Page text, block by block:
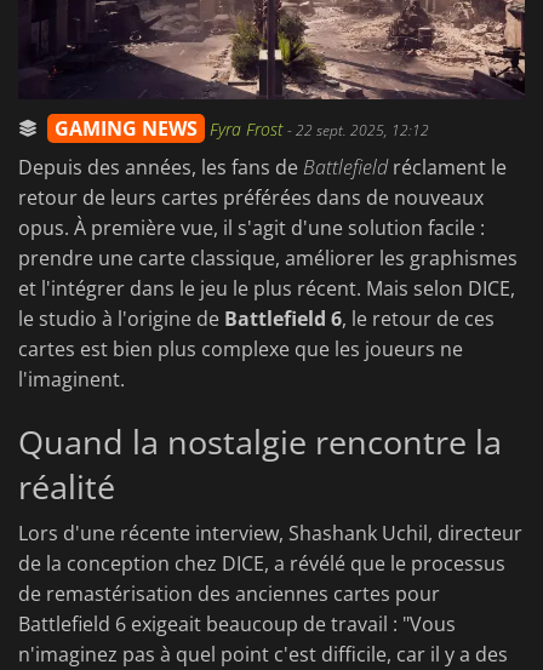
GAMING NEWS Fyra Frost-22 sept. 2025, 12:12
Depuis des années, les fans deBattlefieldréclament le
retour de leurs cartes préférées dans de nouveaux
opus. À première vue, il s'agit d'une solution facile :
prendre une carte classique, améliorer les graphismes
et l'intégrer dans le jeu le plus récent. Mais selon DICE,
le studio à l'origine de Battlefield 6, le retour de ces
cartes est bien plus complexe que les joueurs ne
l'imaginent.
Quand la nostalgie rencontre la
réalité
Lors d'une récente interview, Shashank Uchil, directeur
de la conception chez DICE, a révélé que le processus
de remastérisation des anciennes cartes pour
Battlefield 6 exigeait beaucoup de travail : "Vous
n'imaginez pas à quel point c'est difficile, car il y a des